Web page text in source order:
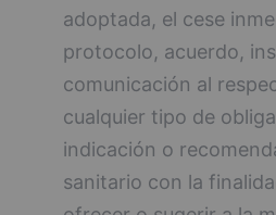
adoptada, el cese
protocolo, acuerdo,
comunicación al
cualquier tipo de
indicación o
sanitario con la